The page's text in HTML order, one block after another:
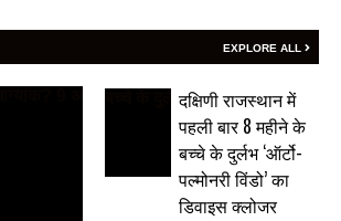
EXPLORE ALL
दक्षिणी राजस्थान में
पहली बार 8 महीने के
बच्चे के दुर्लभ ‘ऑर्टो-
पल्मोनरी विंडो’ का
डिवाइस क्लोजर